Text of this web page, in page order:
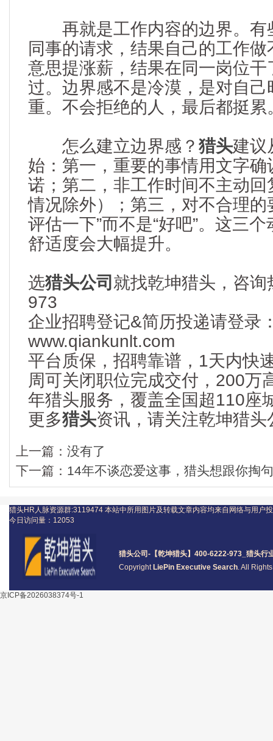
再就是工作内容的边界。有
同事的请求，结果自己的工作
意思提涨薪，结果在同一岗位
过。边界感不是冷漠，是对自
重。不会拒绝的人，最后都挺累
怎么建立边界感？ 猎头建议
始：第一，重要的事情用文字
诺；第二，非工作时间不主动
情况除外）；第三，对不合理的
评估一下”而不是“好吧”。这三
舒适度会大幅提升。
选猎头公司 就找乾坤猎头，咨
973
企业招聘登记&简历投递请登录
www.qiankunlt.com
平台质保，招聘靠谱，1天内快
周可关闭职位完成交付，200万
年猎头服务，覆盖全国超110座
更多猎头资讯，请关注乾坤猎
上一篇： 没有了
下一篇： 14年不谈恋爱这事，猎头想跟你掏
猎头公司 -【乾坤猎头】400-6222-973_ 猎头行
Copyright LiePin Executive Search. All
猎头HR人脉资源群:3119474 本站中所用图片及转载文章内容均来自网络与用户
今日访问量： 12053
京ICP备2026038374号-1